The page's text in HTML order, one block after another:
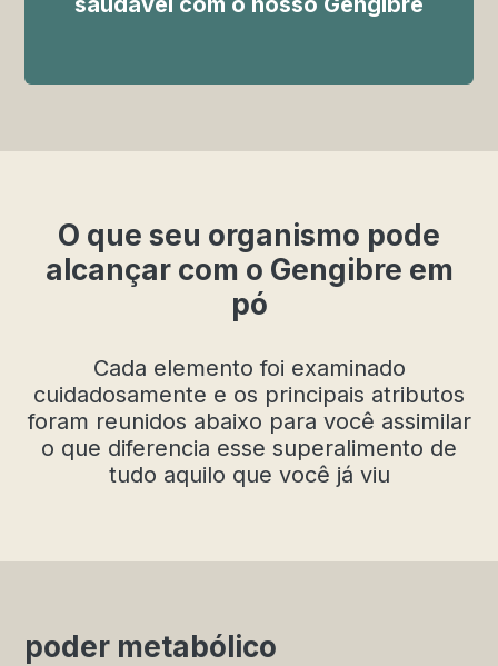
O que seu organismo pode
alcançar com o Gengibre em
pó
Cada elemento foi examinado
cuidadosamente e os principais atributos
foram reunidos abaixo para você assimilar
o que diferencia esse superalimento de
tudo aquilo que você já viu
poder metabólico